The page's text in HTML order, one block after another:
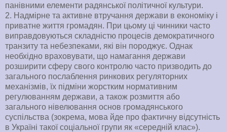
панівними елементи радянської політичної культури.
2. Надмірне та активне втручання держави в економіку і
приватне життя громадян. При цьому ці чинники часто
виправдовуються складністю процесів демократичного
транзиту та небезпеками, які він породжує. Однак
необхідно враховувати, що намагання держави
розширити сферу свого контролю часто призводить до
загального послаблення ринкових регуляторних
механізмів, їх підміни жорстким нормативним
регулюванням держави, а також розмиття або
загального нівелювання основ громадянського
суспільства (зокрема, мова йде про фактичну відсутність
в Україні такої соціальної групи як «середній клас»).